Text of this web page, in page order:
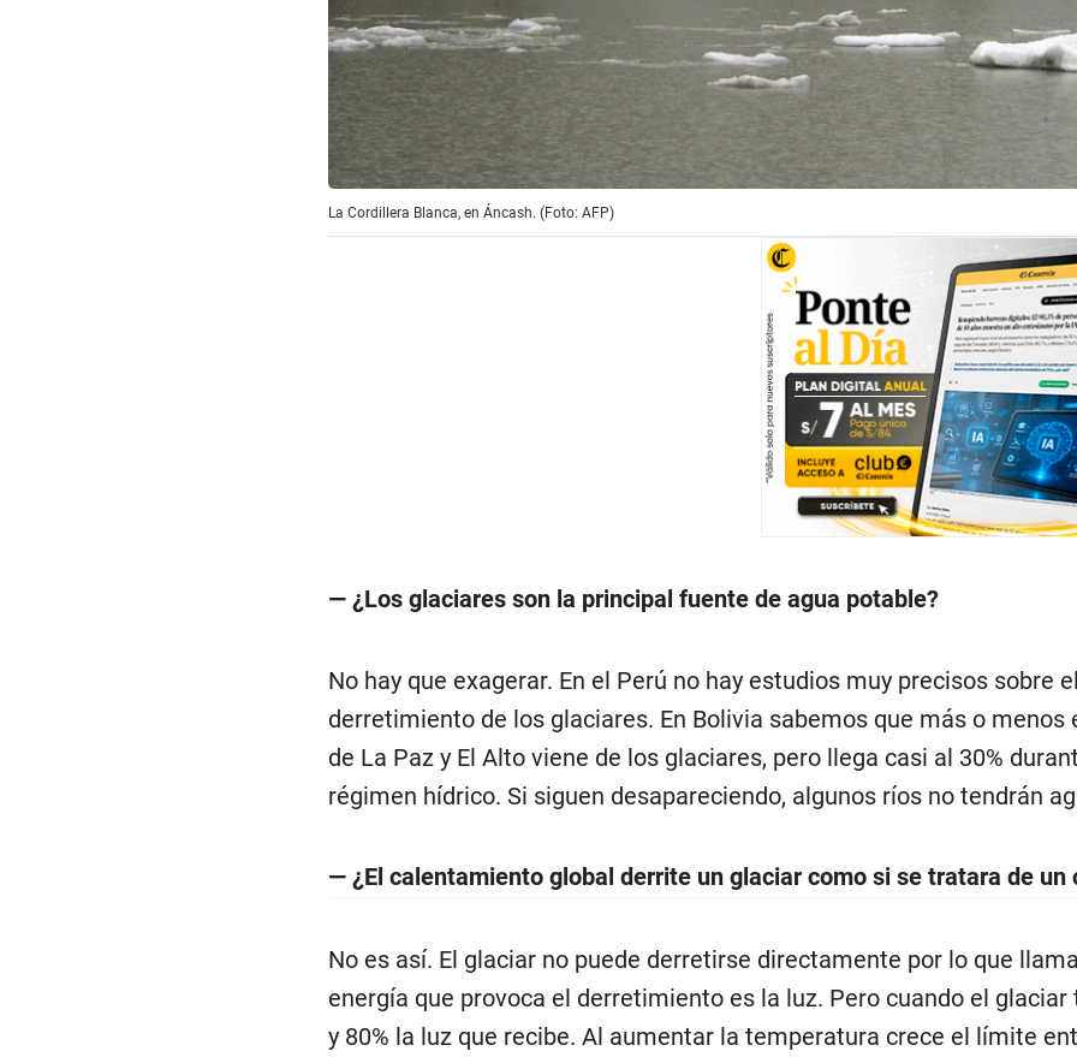
La Cordillera Blanca, en Áncash. (Foto: AFP)
— ¿Los glaciares son la principal fuente de agua potable?
No hay que exagerar. En el Perú no hay estudios muy precisos sobre
derretimiento de los glaciares. En Bolivia sabemos que más o menos
de La Paz y El Alto viene de los glaciares, pero llega casi al 30%
régimen hídrico. Si siguen desapareciendo, algunos ríos no tendrán
— ¿El calentamiento global derrite un glaciar como si se tratara de un
No es así. El glaciar no puede derretirse directamente por lo que
energía que provoca el derretimiento es la luz. Pero cuando el
y 80% la luz que recibe. Al aumentar la temperatura crece el límite